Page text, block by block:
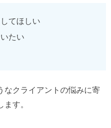
てほしい
たい
なクライアントの悩みに寄
す。